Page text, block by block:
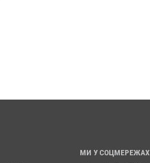
ГІДНОСТІ 2013
УЧАСНИЦІ
МИ У СОЦМЕРЕЖАХ